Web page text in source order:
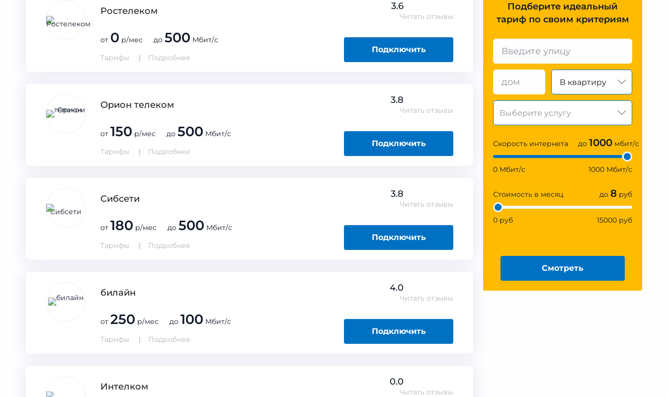
Ростелеком 3.6
Читать отзывы
от 0 р/мес до 500 Мбит/с
Тарифы
Подробнее
Подключить
Орион телеком 3.8
Читать отзывы
от 150 р/мес до 500 Мбит/с
Тарифы
Подробнее
Подключить
Сибсети 3.8
Читать отзывы
от 180 р/мес до 500 Мбит/с
Тарифы
Подробнее
Подключить
билайн 4.0
Читать отзывы
от 250 р/мес до 100 Мбит/с
Тарифы
Подробнее
Подключить
Интелком 0.0
Читать отзывы
Подберите идеальный
тариф по своим критериям
В квартиру
Скорость интернета до 1000 мбит/с
0 Мбит/с 1000 Мбит/с
Стоимость в месяц до 8 руб
0 руб 15000 руб
Смотреть